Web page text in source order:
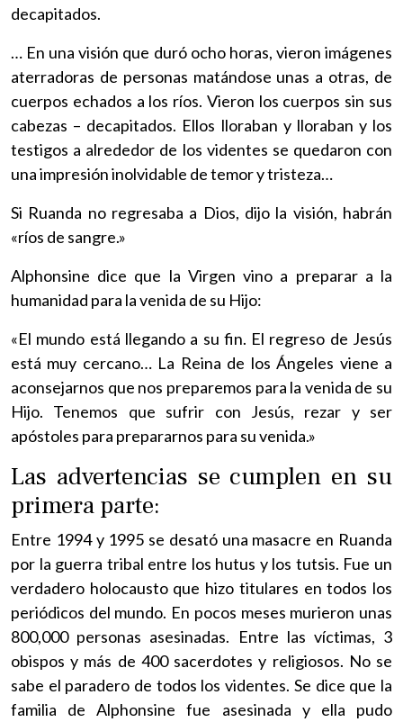
decapitados.
… En una visión que duró ocho horas, vieron imágenes
aterradoras de personas matándose unas a otras, de
cuerpos echados a los ríos. Vieron los cuerpos sin sus
cabezas – decapitados. Ellos lloraban y lloraban y los
testigos a alrededor de los videntes se quedaron con
una impresión inolvidable de temor y tristeza…
Si Ruanda no regresaba a Dios, dijo la visión, habrán
«ríos de sangre.»
Alphonsine dice que la Virgen vino a preparar a la
humanidad para la venida de su Hijo:
«El mundo está llegando a su fin. El regreso de Jesús
está muy cercano… La Reina de los Ángeles viene a
aconsejarnos que nos preparemos para la venida de su
Hijo. Tenemos que sufrir con Jesús, rezar y ser
apóstoles para prepararnos para su venida.»
Las advertencias se cumplen en su
primera parte:
Entre 1994 y 1995 se desató una masacre en Ruanda
por la guerra tribal entre los hutus y los tutsis. Fue un
verdadero holocausto que hizo titulares en todos los
periódicos del mundo. En pocos meses murieron unas
800,000 personas asesinadas. Entre las víctimas, 3
obispos y más de 400 sacerdotes y religiosos. No se
sabe el paradero de todos los videntes. Se dice que la
familia de Alphonsine fue asesinada y ella pudo